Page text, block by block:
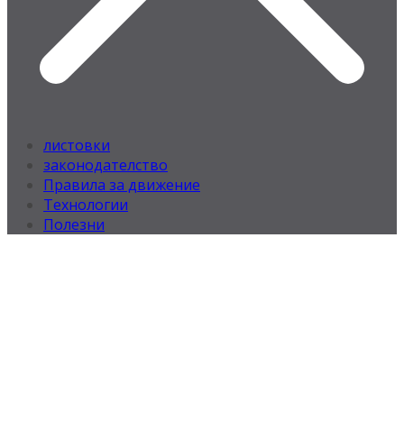
листовки
законодателство
Правила за движение
Технологии
Полезни